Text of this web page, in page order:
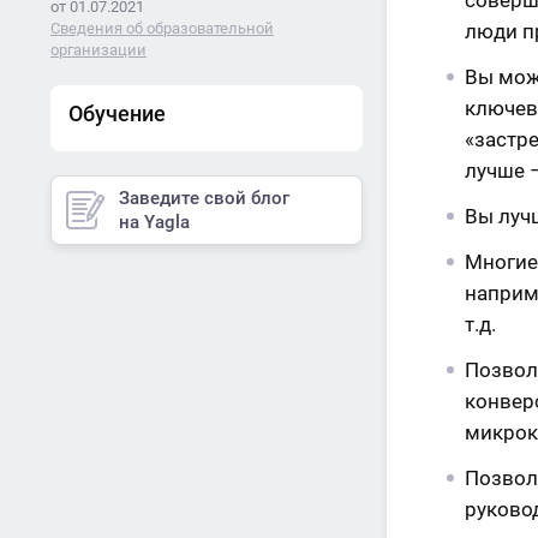
люди
Вы
лучше
Вы
т.д.
от 01.07.2021
Сведения об образовательной
организации
Обучение
Заведите свой блог
на Yagla